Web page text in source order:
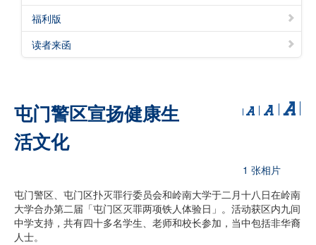
福利版
读者来函
屯门警区宣扬健康生
活文化
1 张相片
屯门警区、屯门区扑灭罪行委员会和岭南大学于二月十八日在岭南
大学合办第二届「屯门区灭罪两项铁人体验日」。活动获区内九间
中学支持，共有四十多名学生、老师和校长参加，当中包括非华裔
人士。